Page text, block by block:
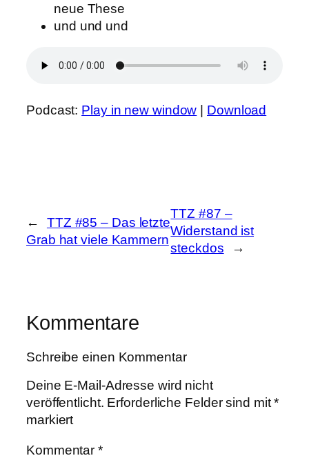
neue These
und und und
Podcast: Play in new window Download
←
TTZ #85 – Das letzte
Grab hat viele Kammern
TTZ #87 –
Widerstand ist
steckdos
→
Kommentare
Schreibe einen Kommentar
Deine E-Mail-Adresse wird nicht
veröffentlicht. Erforderliche Felder sind mit*
markiert
Kommentar*